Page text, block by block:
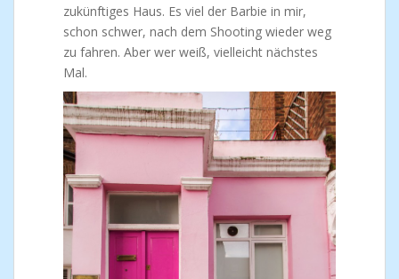
zukünftiges Haus. Es viel der Barbie in mir,
schon schwer, nach dem Shooting wieder weg
zu fahren. Aber wer weiß, vielleicht nächstes
Mal.